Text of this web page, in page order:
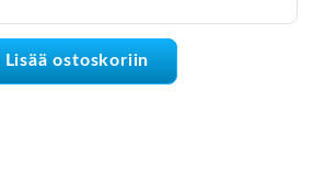
Lisää ostoskoriin